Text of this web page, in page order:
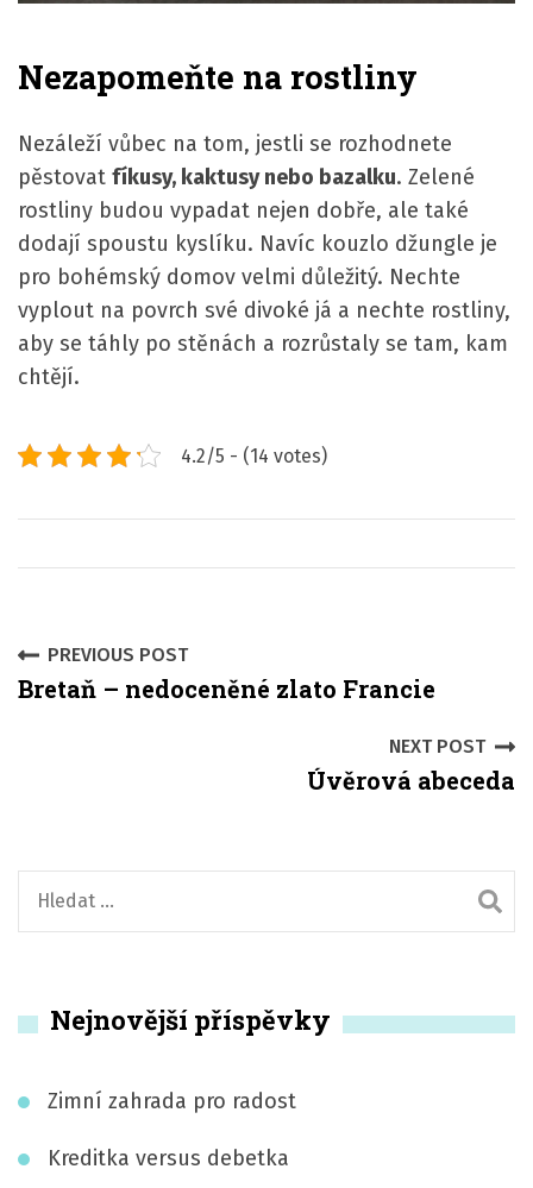
Nezapomeňte na rostliny
Nezáleží vůbec na tom, jestli se rozhodnete
pěstovat fíkusy, kaktusy nebo bazalku. Zelené
rostliny budou vypadat nejen dobře, ale také
dodají spoustu kyslíku. Navíc kouzlo džungle je
pro bohémský domov velmi důležitý. Nechte
vyplout na povrch své divoké já a nechte rostliny,
aby se táhly po stěnách a rozrůstaly se tam, kam
chtějí.
4.2/5 - (14 votes)
P
o
v
g
i
PREVIOUS POST
Bretaň – nedoceněné zlato Francie
NEXT POST
Úvěrová abeceda
e
á
Nejnovější příspěvky
Zimní zahrada pro radost
Kreditka versus debetka